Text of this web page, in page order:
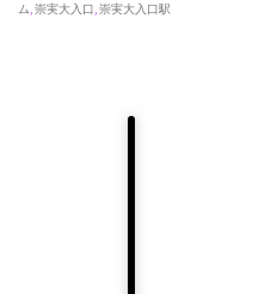
ム,崇実大入口,崇実大入口駅